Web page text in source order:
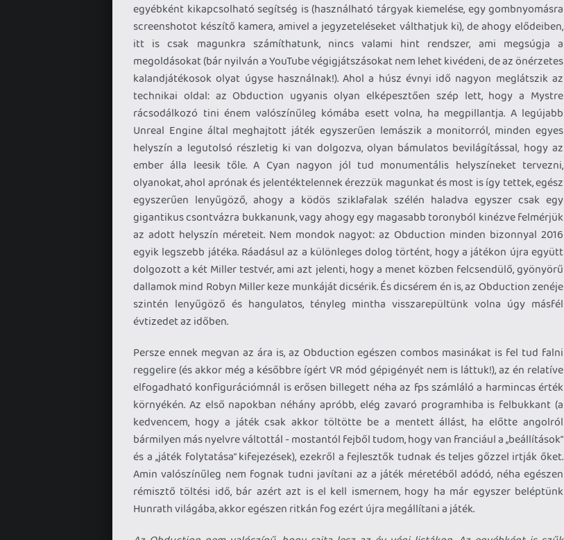
egyébként kikapcsolható segítség is (használható tárgyak kiemelése, egy gombnyomásra
screenshotot készítő kamera, amivel a jegyzeteléseket válthatjuk ki), de ahogy elődeiben,
itt is csak magunkra számíthatunk, nincs valami hint rendszer, ami megsúgja a
megoldásokat (bár nyilván a YouTube végigjátszásokat nem lehet kivédeni, de az önérzetes
kalandjátékosok olyat úgyse használnak!). Ahol a húsz évnyi idő nagyon meglátszik az
technikai oldal: az Obduction ugyanis olyan elképesztően szép lett, hogy a Mystre
rácsodálkozó tini énem valószínűleg kómába esett volna, ha megpillantja. A legújabb
Unreal Engine által meghajtott játék egyszerűen lemászik a monitorról, minden egyes
helyszín a legutolsó részletig ki van dolgozva, olyan bámulatos bevilágítással, hogy az
ember álla leesik tőle. A Cyan nagyon jól tud monumentális helyszíneket tervezni,
olyanokat, ahol aprónak és jelentéktelennek érezzük magunkat és most is így tettek, egész
egyszerűen lenyűgöző, ahogy a ködös sziklafalak szélén haladva egyszer csak egy
gigantikus csontvázra bukkanunk, vagy ahogy egy magasabb toronyból kinézve felmérjük
az adott helyszín méreteit. Nem mondok nagyot: az Obduction minden bizonnyal 2016
egyik legszebb játéka. Ráadásul az a különleges dolog történt, hogy a játékon újra együtt
dolgozott a két Miller testvér, ami azt jelenti, hogy a menet közben felcsendülő, gyönyörű
dallamok mind Robyn Miller keze munkáját dicsérik. És dicsérem én is, az Obduction zenéje
szintén lenyűgöző és hangulatos, tényleg mintha visszarepültünk volna úgy másfél
évtizedet az időben.
Persze ennek megvan az ára is, az Obduction egészen combos masinákat is fel tud falni
reggelire (és akkor még a későbbre ígért VR mód gépigényét nem is láttuk!), az én relatíve
elfogadható konfigurációmnál is erősen billegett néha az fps számláló a harmincas érték
környékén. Az első napokban néhány apróbb, elég zavaró programhiba is felbukkant (a
kedvencem, hogy a játék csak akkor töltötte be a mentett állást, ha előtte angolról
bármilyen más nyelvre váltottál - mostantól fejből tudom, hogy van franciául a „beállítások”
és a „játék folytatása” kifejezések), ezekről a fejlesztők tudnak és teljes gőzzel irtják őket.
Amin valószínűleg nem fognak tudni javítani az a játék méretéből adódó, néha egészen
rémisztő töltési idő, bár azért azt is el kell ismernem, hogy ha már egyszer beléptünk
Hunrath világába, akkor egészen ritkán fog ezért újra megállítani a játék.